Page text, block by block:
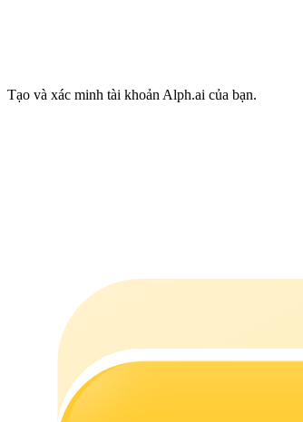
Tạo và xác minh tài khoản Alph.ai của bạn.